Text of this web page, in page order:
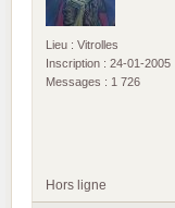
Lieu : Vitrolles
Inscription : 24-01-2005
Messages : 1 726
Hors ligne